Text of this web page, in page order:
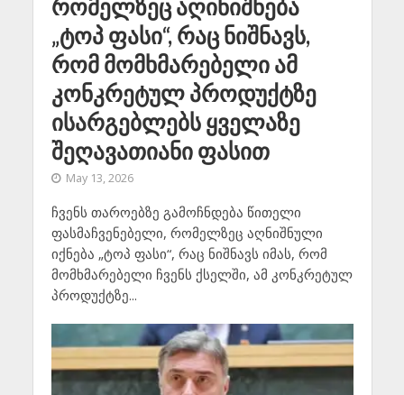
რომელზეც აღინიშნება
„ტოპ ფასი“, რაც ნიშნავს,
რომ მომხმარებელი ამ
კონკრეტულ პროდუქტზე
ისარგებლებს ყველაზე
შეღავათიანი ფასით
May 13, 2026
ჩვენს თაროებზე გამოჩნდება წითელი
ფასმაჩვენებელი, რომელზეც აღნიშნული
იქნება „ტოპ ფასი“, რაც ნიშნავს იმას, რომ
მომხმარებელი ჩვენს ქსელში, ამ კონკრეტულ
პროდუქტზე...